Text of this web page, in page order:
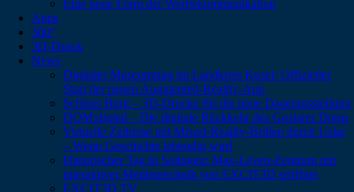
Eine neue Form der Werbekommunikation
Apps
360°
3D-Druck
News
Digitaler Museumstag im Landkreis Kusel: Offizieller
Start der neuen Augmented-Reality-App
Schloss Burg – 3D-Drucke für die neue Dauerausstellung
DOM:digital – Die digitale Rückkehr des Goslarer Doms
Virtuelle Zeitreise mit Mixed-Reality-Brillen durch Uslar
– Wenn Geschichte lebendig wird
Historischer Tag in Solingen: Max-Leven-Zentrum mit
interaktiver Medientechnik von EXCIT3D eröffnet
EXCIT3D TV